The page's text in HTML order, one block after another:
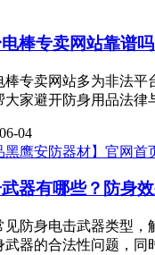
棒专卖网站靠谱
棒专卖网站多为非法平
家避开防身用品法律
04
器有哪些？防身
见防身电击武器类型
武器的合法性问题，同
黑鹰安防器材】官网首